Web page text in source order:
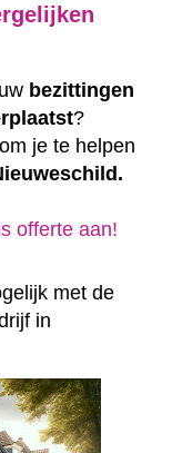
bezittingen
?
je te helpen
offerte aan!
met de
in